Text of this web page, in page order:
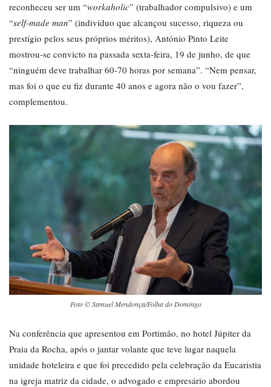
reconheceu ser um “workaholic” (trabalhador compulsivo) e um
“self-made man” (indivíduo que alcançou sucesso, riqueza ou
prestígio pelos seus próprios méritos), António Pinto Leite
mostrou-se convicto na passada sexta-feira, 19 de junho, de que
“ninguém deve trabalhar 60-70 horas por semana”. “Nem pensar,
mas foi o que eu fiz durante 40 anos e agora não o vou fazer”,
complementou.
Foto © Samuel Mendonça/Folha do Domingo
Na conferência que apresentou em Portimão, no hotel Júpiter da
Praia da Rocha, após o jantar volante que teve lugar naquela
unidade hoteleira e que foi precedido pela celebração da Eucaristia
na igreja matriz da cidade, o advogado e empresário abordou